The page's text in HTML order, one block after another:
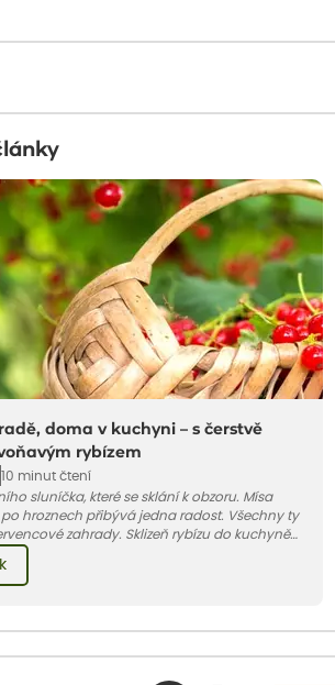
doma v kuchyni – s čerstvě
rybízem
10 minut čtení
sluníčka, které se sklání k obzoru. Mísa
po hroznech přibývá jedna radost. Všechny ty
zahrady. Sklizeň rybízu do kuchyně
klid a radost. A taky trochu bezstarostnosti
babiččina drobenkového koláče s rybízem.